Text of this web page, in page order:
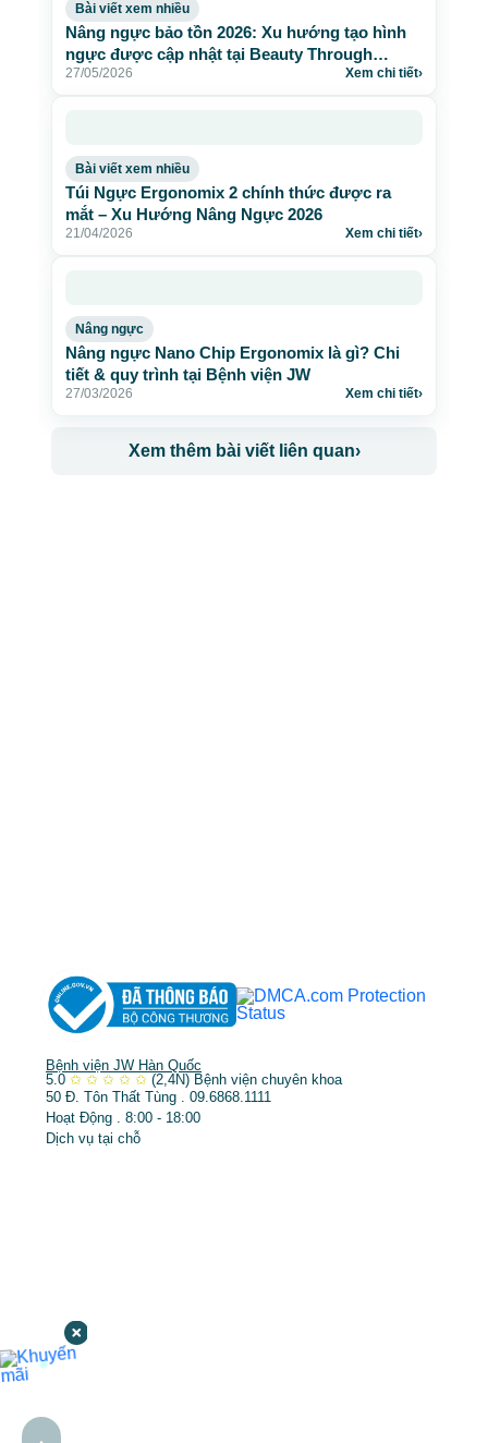
Bài viết xem nhiều
Nâng ngực bảo tồn 2026: Xu hướng tạo hình
ngực được cập nhật tại Beauty Through
Science
27/05/2026 Xem chi tiết›
Bài viết xem nhiều
Túi Ngực Ergonomix 2 chính thức được ra
mắt – Xu Hướng Nâng Ngực 2026
21/04/2026 Xem chi tiết›
Nâng ngực
Nâng ngực Nano Chip Ergonomix là gì? Chi
tiết & quy trình tại Bệnh viện JW
27/03/2026 Xem chi tiết›
Xem thêm bài viết liên quan›
Bệnh viện JW Hàn Quốc
5.0 ✩ ✩ ✩ ✩ ✩ (2,4N) Bệnh viện chuyên khoa
50 Đ. Tôn Thất Tùng . 09.6868.1111
Hoạt Động . 8:00 - 18:00
Dịch vụ tại chỗ